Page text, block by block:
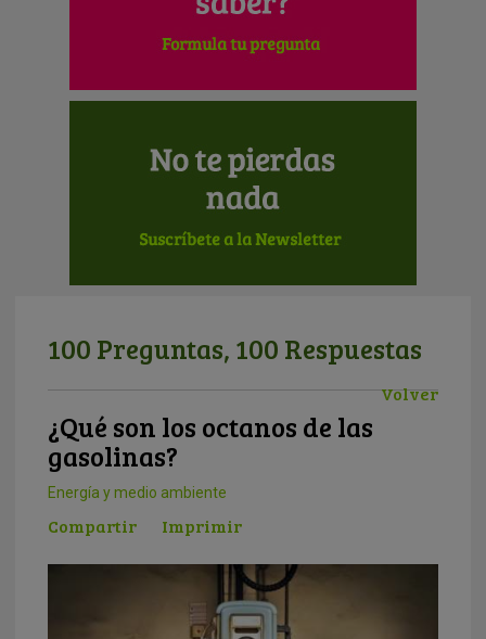
100 Preguntas, 100 Respuestas
Volver
¿Qué son los octanos de las
gasolinas?
Energía y medio ambiente
Compartir Imprimir